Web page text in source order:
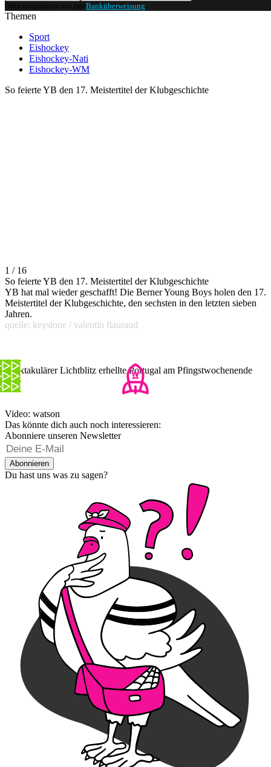
Oder unterstütze uns per Banküberweisung
Themen
Sport
Eishockey
Eishockey-Nati
Eishockey-WM
So feierte YB den 17. Meistertitel der Klubgeschichte
1 / 16
So feierte YB den 17. Meistertitel der Klubgeschichte
YB hat mal wieder geschafft! Die Berner Young Boys holen den 17.
Meistertitel der Klubgeschichte, den sechsten in den letzten sieben
Jahren.
quelle: keystone / valentin flauraud
Spektakulärer Lichtblitz erhellte Portugal am Pfingstwochenende
Video: watson
Das könnte dich auch noch interessieren:
Abonniere unseren Newsletter
Abonnieren
Du hast uns was zu sagen?